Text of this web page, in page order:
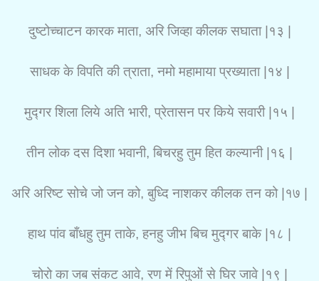
दुष्टोच्चाटन कारक माता, अरि जिव्हा कीलक सघाता |१३ |
साधक के विपति की त्राता, नमो महामाया प्रख्याता |१४ |
मुद्गर शिला लिये अति भारी, प्रेतासन पर किये सवारी |१५ |
तीन लोक दस दिशा भवानी, बिचरहु तुम हित कल्यानी |१६ |
अरि अरिष्ट सोचे जो जन को, बुध्दि नाशकर कीलक तन को |१७ |
हाथ पांव बाँधहु तुम ताके, हनहु जीभ बिच मुद्गर बाके |१८ |
चोरो का जब संकट आवे, रण में रिपुओं से घिर जावे |१९ |